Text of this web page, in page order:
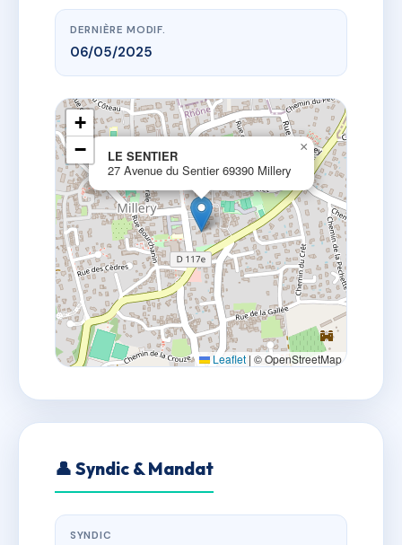
DERNIÈRE MODIF.
06/05/2025
LE SENTIER
27 Avenue du Sentier 69390 Millery
×
+
−
Leaflet | © OpenStreetMap
👤 Syndic & Mandat
SYNDIC